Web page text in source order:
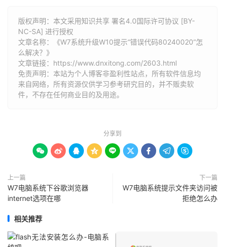
版权声明：本文采用知识共享 署名4.0国际许可协议 [BY-
NC-SA] 进行授权
文章名称：《W7系统升级W10提示“错误代码80240020”怎
么解决？》
文章链接： https://www.dnxitong.com/2603.html
免责声明：本站为个人博客非盈利性站点，所有软件信息均
来自网络，所有资源仅供学习参考研究目的，并不贩卖软
件，不存在任何商业目的及用途。
分享到
        
上一篇
W7电脑系统下谷歌浏览器
internet选项在哪
下一篇
W7电脑系统提示文件夹访问被
拒绝怎么办
相关推荐